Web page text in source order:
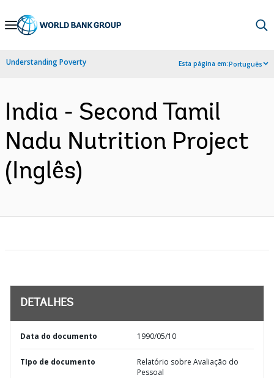
Skip
Navigation
Understanding Poverty Esta página em:Português
India - Second Tamil
Nadu Nutrition Project
(Inglês)
DETALHES
Data do documento 1990/05/10
TIpo de documento
Relatório sobre Avaliação do
Pessoal